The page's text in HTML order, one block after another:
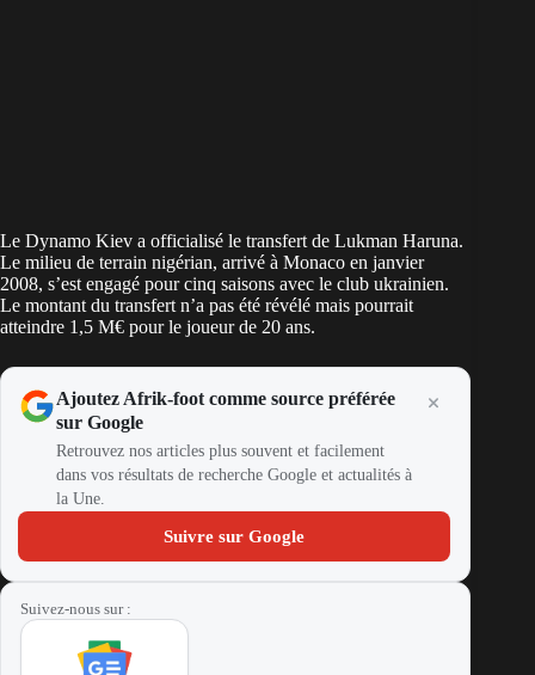
Le Dynamo Kiev a officialisé le transfert de Lukman Haruna.
Le milieu de terrain nigérian, arrivé à Monaco en janvier
2008, s’est engagé pour cinq saisons avec le club ukrainien.
Le montant du transfert n’a pas été révélé mais pourrait
atteindre 1,5 M€ pour le joueur de 20 ans.
Ajoutez Afrik-foot comme source préférée
sur Google
Retrouvez nos articles plus souvent et facilement
dans vos résultats de recherche Google et actualités à
la Une.
Suivre sur Google
Suivez-nous sur :